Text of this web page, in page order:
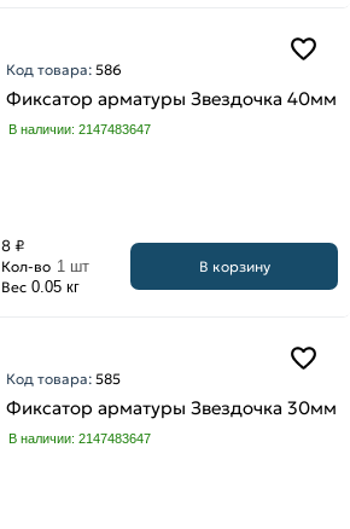
Код товара:586
Фиксатор арматуры Звездочка 40мм
В наличии: 2147483647
8 ₽
Кол-во 1 шт
Вес 0.05 кг
В корзину
Код товара:585
Фиксатор арматуры Звездочка 30мм
В наличии: 2147483647